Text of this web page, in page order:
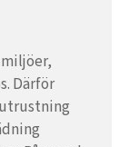
Därför